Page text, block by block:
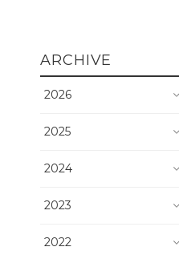
ARCHIVE
2026
2025
2024
2023
2022